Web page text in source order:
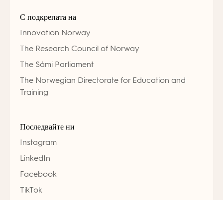
С подкрепата на
Innovation Norway
The Research Council of Norway
The Sámi Parliament
The Norwegian Directorate for Education and
Training
Последвайте ни
Instagram
LinkedIn
Facebook
TikTok